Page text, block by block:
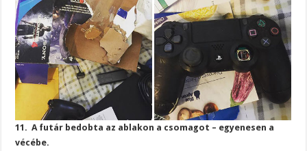
11. A futár bedobta az ablakon a csomagot – egyenesen a
vécébe.